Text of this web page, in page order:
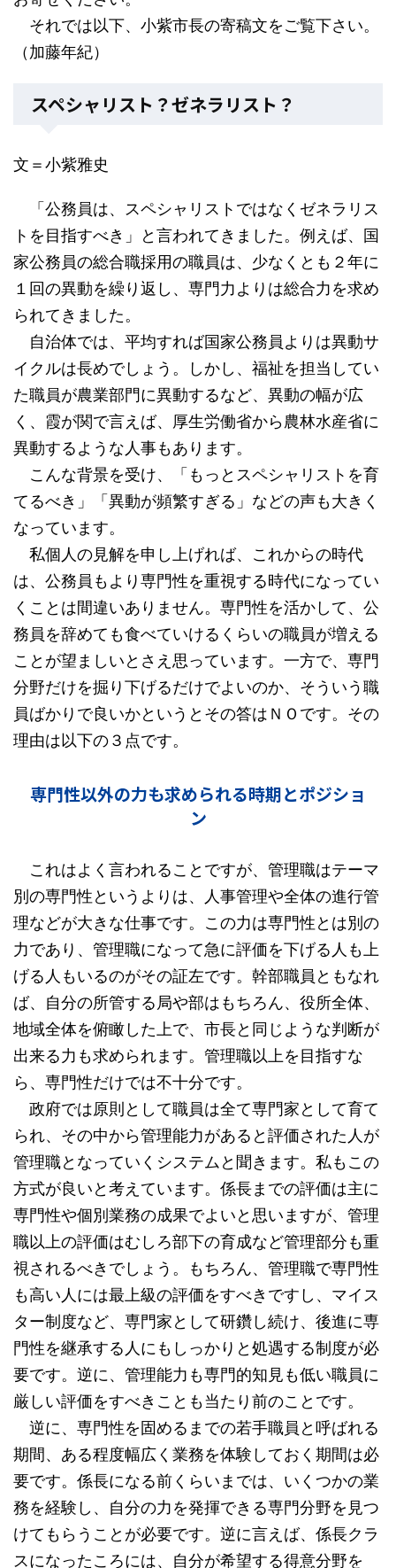
それでは以下、小紫市長の寄稿文をご覧下さい。
（加藤年紀）
スペシャリスト？ゼネラリスト？
文＝小紫雅史
「公務員は、スペシャリストではなくゼネラリス
トを目指すべき」と言われてきました。例えば、国
家公務員の総合職採用の職員は、少なくとも２年に
１回の異動を繰り返し、専門力よりは総合力を求め
られてきました。
自治体では、平均すれば国家公務員よりは異動サ
イクルは長めでしょう。しかし、福祉を担当してい
た職員が農業部門に異動するなど、異動の幅が広
く、霞が関で言えば、厚生労働省から農林水産省に
異動するような人事もあります。
こんな背景を受け、「もっとスペシャリストを育
てるべき」「異動が頻繁すぎる」などの声も大きく
なっています。
私個人の見解を申し上げれば、これからの時代
は、公務員もより専門性を重視する時代になってい
くことは間違いありません。専門性を活かして、公
務員を辞めても食べていけるくらいの職員が増える
ことが望ましいとさえ思っています。一方で、専門
分野だけを掘り下げるだけでよいのか、そういう職
員ばかりで良いかというとその答はＮＯです。その
理由は以下の３点です。
専門性以外の力も求められる時期とポジショ
ン
これはよく言われることですが、管理職はテーマ
別の専門性というよりは、人事管理や全体の進行管
理などが大きな仕事です。この力は専門性とは別の
力であり、管理職になって急に評価を下げる人も上
げる人もいるのがその証左です。幹部職員ともなれ
ば、自分の所管する局や部はもちろん、役所全体、
地域全体を俯瞰した上で、市長と同じような判断が
出来る力も求められます。管理職以上を目指すな
ら、専門性だけでは不十分です。
政府では原則として職員は全て専門家として育て
られ、その中から管理能力があると評価された人が
管理職となっていくシステムと聞きます。私もこの
方式が良いと考えています。係長までの評価は主に
専門性や個別業務の成果でよいと思いますが、管理
職以上の評価はむしろ部下の育成など管理部分も重
視されるべきでしょう。もちろん、管理職で専門性
も高い人には最上級の評価をすべきですし、マイス
ター制度など、専門家として研鑽し続け、後進に専
門性を継承する人にもしっかりと処遇する制度が必
要です。逆に、管理能力も専門的知見も低い職員に
厳しい評価をすべきことも当たり前のことです。
逆に、専門性を固めるまでの若手職員と呼ばれる
期間、ある程度幅広く業務を体験しておく期間は必
要です。係長になる前くらいまでは、いくつかの業
務を経験し、自分の力を発揮できる専門分野を見つ
けてもらうことが必要です。逆に言えば、係長クラ
スになったころには、自分が希望する得意分野を